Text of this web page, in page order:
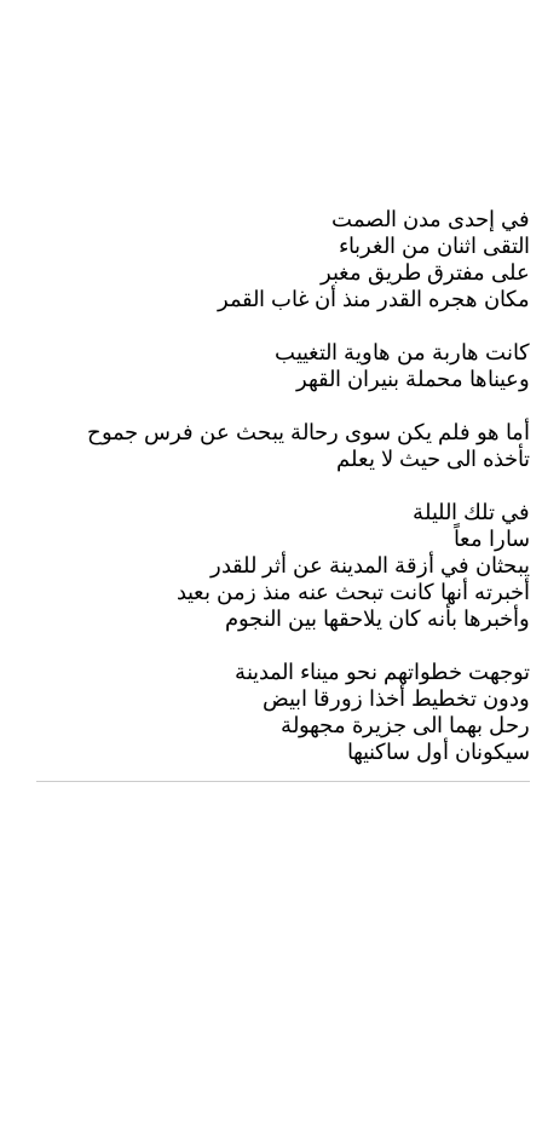
في إحدى مدن الصمت
التقى اثنان من الغرباء
على مفترق طريق مغبر
مكان هجره القدر منذ أن غاب القمر
كانت هاربة من هاوية التغييب
وعيناها محملة بنيران القهر
أما هو فلم يكن سوى رحالة يبحث عن فرس جموح
تأخذه الى حيث لا يعلم
في تلك الليلة
سارا معاً
يبحثان في أزقة المدينة عن أثر للقدر
أخبرته أنها كانت تبحث عنه منذ زمن بعيد
وأخبرها بأنه كان يلاحقها بين النجوم
توجهت خطواتهم نحو ميناء المدينة
ودون تخطيط أخذا زورقا ابيض
رحل بهما الى جزيرة مجهولة
سيكونان أول ساكنيها